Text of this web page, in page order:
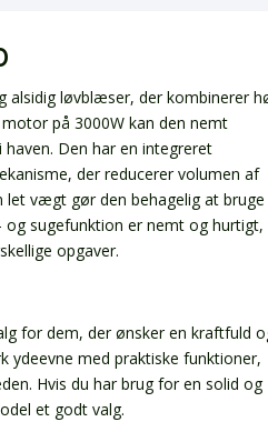
alsidig løvblæser, der kombinerer
på 3000W kan den nemt
Den har en integreret
der reducerer volumen af
let vægt gør den behagelig at bruge
sugefunktion er nemt og hurtigt,
opgaver.
for dem, der ønsker en kraftfuld
med praktiske funktioner,
Hvis du har brug for en solid og
et godt valg.